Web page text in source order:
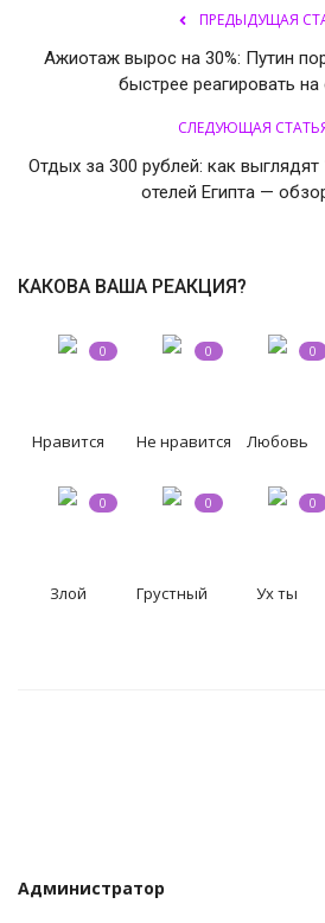
СВО
Конкурсы
ПОЛИТИКА
Погода
ИСТОРИЯ
ПРЕДЫДУЩАЯ
Ажиотаж вырос на 30%: Путин
быстрее реагировать на
СЛЕДУЮЩАЯ
Отдых за 300 рублей: как
отелей Египта —
КАКОВА ВАША РЕАКЦИЯ?
0
Нравится
0
Не нравится
0
Любовь
0
Злой
0
Грустный
0
Ух ты
Администратор